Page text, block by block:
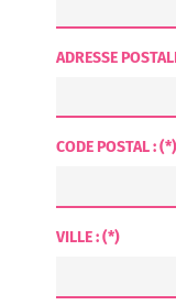
ADRESSE
CODE POSTAL : (*)
VILLE : (*)